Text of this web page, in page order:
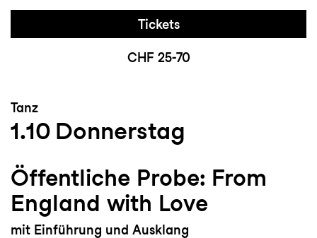
Tickets
CHF 25-70
Tanz
1.10 Donnerstag
Öffentliche Probe: From
England with Love
mit Einführung und Ausklang